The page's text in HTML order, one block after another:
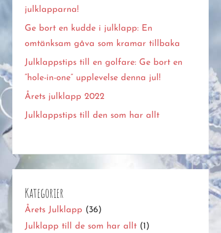
julklapparna!
Ge bort en kudde i julklapp: En
omtänksam gåva som kramar tillbaka
Julklappstips till en golfare: Ge bort en
“hole-in-one” upplevelse denna jul!
Årets julklapp 2022
Julklappstips till den som har allt
Kategorier
Årets Julklapp (36)
Julklapp till de som har allt (1)